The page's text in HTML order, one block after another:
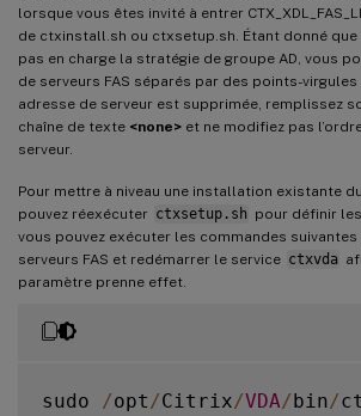
lorsque vous êtes invité à entrer
de ctxinstall.sh ou ctxsetup.sh. Étant donné que
pas en charge la stratégie de groupe AD, vous
de serveurs FAS séparés par des points-virgules
adresse de serveur est supprimée, remplissez
chaîne de texte <none> et ne modifiez pas
serveur.
Pour mettre à niveau une installation existante
pouvez réexécuter ctxsetup.sh pour définir les
vous pouvez exécuter les commandes
serveurs FAS et redémarrer le service ctxvda
paramètre prenne effet.
sudo /opt /Citrix/VDA/bin/